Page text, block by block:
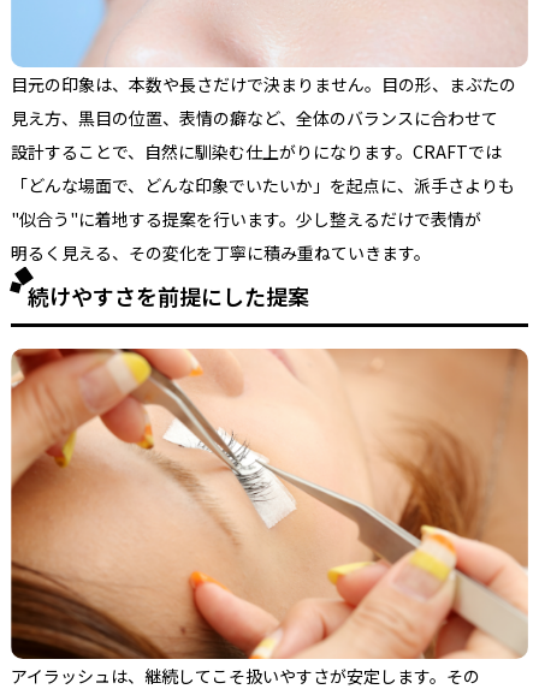
目元の印象は、 本数や長さだけで決まりません。 目の形、 まぶたの
見え方、 黒目の位置、 表情の癖など、 全体のバランスに合わせて
設計する ことで、 自然に馴染む仕上がりになります。 CRAFTでは
「どんな場面で、 どんな印象でいたいか」を起点に、 派手さよりも
"似合う"に着地する提案を行います。 少し整えるだけで表情が
明るく 見える、 その変化を丁寧に積み重ねていきます。
続けやすさを前提にした提案
アイラッシュは、 継続してこそ扱いやすさが安定します。 その